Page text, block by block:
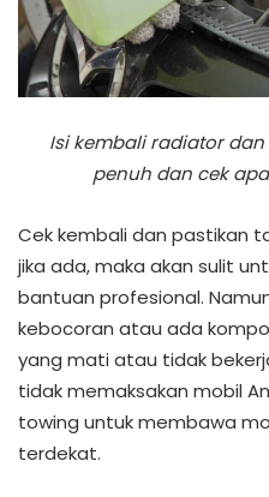
Isi kembali radiator
penuh dan cek
Cek kembali dan pastikan
jika ada, maka akan sulit
bantuan profesional.
kebocoran atau ada
yang mati atau tidak
tidak memaksakan mobil
towing untuk membawa
terdekat.